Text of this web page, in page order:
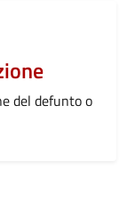
del defunto o